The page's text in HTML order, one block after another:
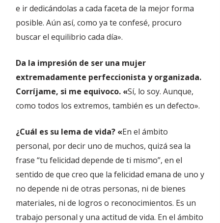
e ir dedicándolas a cada faceta de la mejor forma
posible. Aún así, como ya te confesé, procuro
buscar el equilibrio cada día».
Da la impresión de ser una mujer
extremadamente perfeccionista y organizada.
Corríjame, si me equivoco. «Sí, lo soy. Aunque,
como todos los extremos, también es un defecto».
¿Cuál es su lema de vida? «En el ámbito
personal, por decir uno de muchos, quizá sea la
frase “tu felicidad depende de ti mismo”, en el
sentido de que creo que la felicidad emana de uno y
no depende ni de otras personas, ni de bienes
materiales, ni de logros o reconocimientos. Es un
trabajo personal y una actitud de vida. En el ámbito